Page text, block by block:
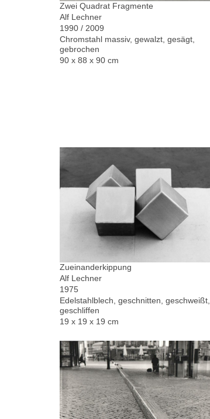
Zwei Quadrat Fragmente
Alf Lechner
1990 / 2009
Chromstahl massiv, gewalzt, gesägt,
gebrochen
90 x 88 x 90 cm
Zueinanderkippung
Alf Lechner
1975
Edelstahlblech, geschnitten, geschweißt,
geschliffen
19 x 19 x 19 cm